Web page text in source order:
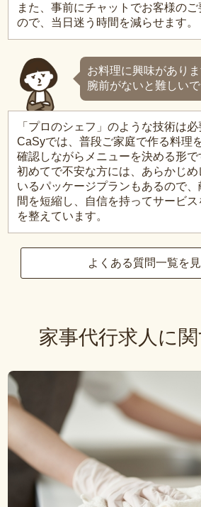
また、事前にチャットでお客様の
ので、当日迷う時間を減らせます。
お料理に興味があり
腕前がないと難しい
「プロのシェフ」のような技術は必
CaSyでは、普段ご家庭で作る料理
確認しながらメニューを決める形で
初めてで不安な方には、あらかじ
いるパッケージプランもあるので
間を短縮し、自信を持ってサービ
を整えています。
よくある質問一覧を
家事代行求人に